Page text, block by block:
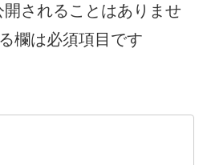
されることはありませ
欄は必須項目です